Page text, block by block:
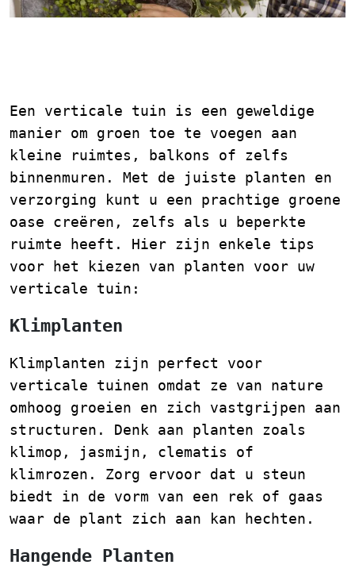
Een verticale tuin is een geweldige
manier om groen toe te voegen aan
kleine ruimtes, balkons of zelfs
binnenmuren. Met de juiste planten en
verzorging kunt u een prachtige groene
oase creëren, zelfs als u beperkte
ruimte heeft. Hier zijn enkele tips
voor het kiezen van planten voor uw
verticale tuin:
Klimplanten
Klimplanten zijn perfect voor
verticale tuinen omdat ze van nature
omhoog groeien en zich vastgrijpen aan
structuren. Denk aan planten zoals
klimop, jasmijn, clematis of
klimrozen. Zorg ervoor dat u steun
biedt in de vorm van een rek of gaas
waar de plant zich aan kan hechten.
Hangende Planten